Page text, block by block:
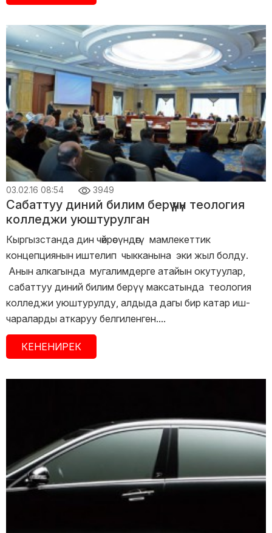
03.02.16 08:54 3949
Сабаттуу диний билим берүү үчүн теология
колледжи уюштурулган
Кыргызстанда дин чөйрөсүндөгү мамлекеттик
концепциянын иштелип чыкканына эки жыл болду.
Анын алкагында мугалимдерге атайын окутуулар,
сабаттуу диний билим берүү максатында теология
колледжи уюштурулду, алдыда дагы бир катар иш-
чараларды аткаруу белгиленген....
КЕНЕНИРЕК